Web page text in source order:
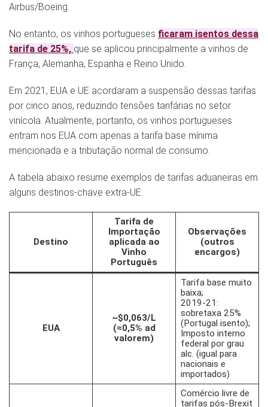
Airbus/Boeing.
No entanto, os vinhos portugueses ficaram isentos dessa
tarifa de 25%, que se aplicou principalmente a vinhos de
França, Alemanha, Espanha e Reino Unido​.
Em 2021, EUA e UE acordaram a suspensão dessas tarifas
por cinco anos, reduzindo tensões tarifárias no setor
vinícola. Atualmente, portanto, os vinhos portugueses
entram nos EUA com apenas a tarifa base mínima
mencionada e a tributação normal de consumo.
A tabela abaixo resume exemplos de tarifas aduaneiras em
alguns destinos-chave extra-UE:
Destino
Tarifa de
Importação
aplicada ao
Vinho
Português
Observações
(outros
encargos)
EUA
~$0,063/L
(≈0,5% ad
valorem)
Tarifa base muito
baixa;
2019-21:
sobretaxa 25%
(Portugal isento)​;
Imposto interno
federal por grau
alc. (igual para
nacionais e
importados)
Comércio livre de
tarifas pós-Brexit